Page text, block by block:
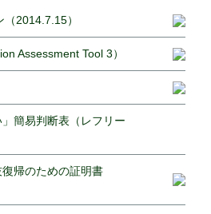
2014.7.15）
Assessment Tool 3）
」簡易判断表（レフリー
帰のための証明書